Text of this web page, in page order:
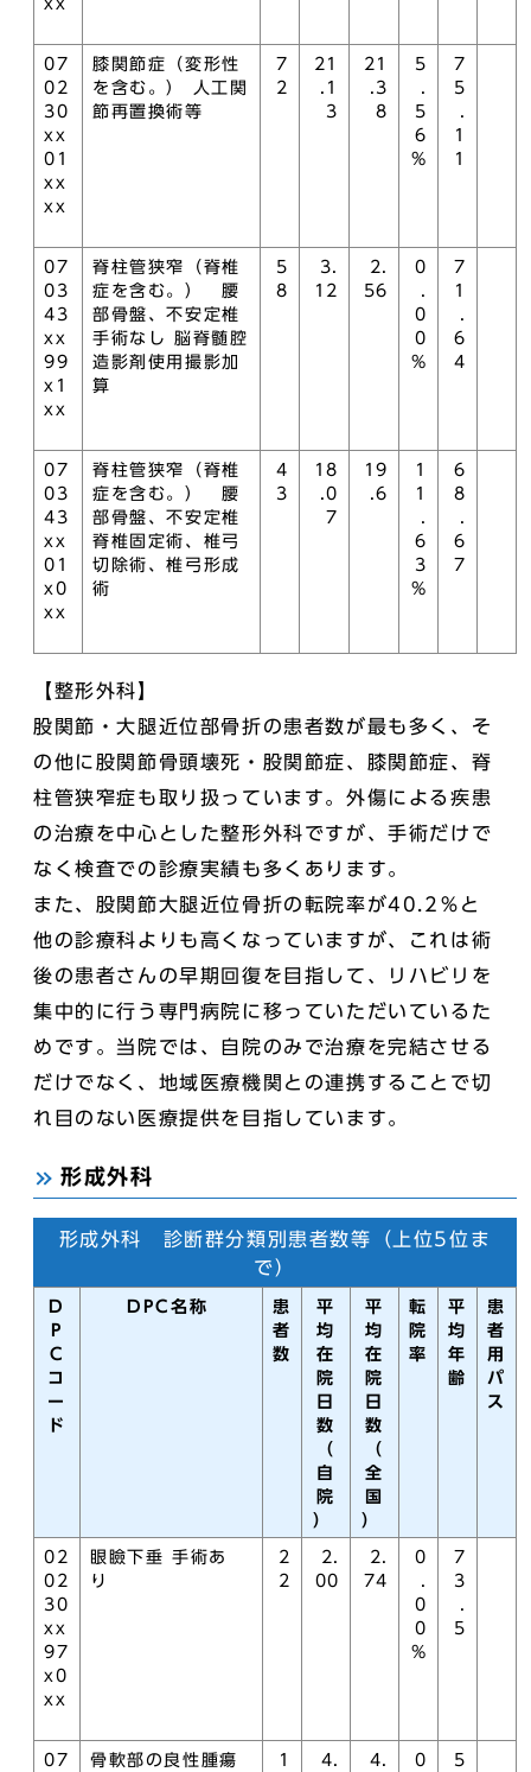
xx
07
02
30
xx
01
xx
xx
膝関節症（変形性
を含む。） 人工関
節再置換術等
7
2
21
.1
3
21
.3
8
5
.
5
6
%
7
5
.
1
1
07
03
43
xx
99
x1
xx
脊柱管狭窄（脊椎
症を含む。） 腰
部骨盤、不安定椎
手術なし 脳脊髄腔
造影剤使用撮影加
算
5
8
3.
12
2.
56
0
.
0
0
%
7
1
.
6
4
07
03
43
xx
01
x0
xx
脊柱管狭窄（脊椎
症を含む。） 腰
部骨盤、不安定椎
脊椎固定術、椎弓
切除術、椎弓形成
術
4
3
18
.0
7
19
.6
1
1
.
6
3
%
6
8
.
6
7
【整形外科】
股関節・大腿近位部骨折の患者数が最も多く、そ
の他に股関節骨頭壊死・股関節症、膝関節症、脊
柱管狭窄症も取り扱っています。外傷による疾患
の治療を中心とした整形外科ですが、手術だけで
なく検査での診療実績も多くあります。
また、股関節大腿近位骨折の転院率が40.2％と
他の診療科よりも高くなっていますが、これは術
後の患者さんの早期回復を目指して、リハビリを
集中的に行う専門病院に移っていただいているた
めです。当院では、自院のみで治療を完結させる
だけでなく、地域医療機関との連携することで切
れ目のない医療提供を目指しています。
形成外科
形成外科 診断群分類別患者数等（上位5位ま
で）
D
P
C
コ
ー
ド
DPC名称
患
者
数
平
均
在
院
日
数
（
自
院
）
平
均
在
院
日
数
（
全
国
）
転
院
率
平
均
年
齢
患
者
用
パ
ス
02
02
30
xx
97
x0
xx
眼瞼下垂 手術あ
り
2
2
2.
00
2.
74
0
.
0
0
%
7
3
.
5
07
骨軟部の良性腫瘍
1
4.
4.
0
5